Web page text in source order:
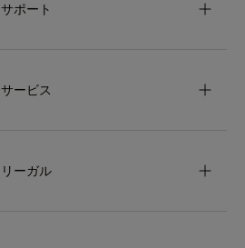
サポート
サービス
リーガル